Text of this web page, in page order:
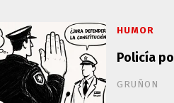
Policía
GRUÑON
HUMOR